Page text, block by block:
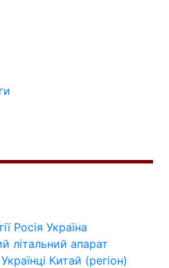
Росія Україна
літальний апарат
Українці Китай (регіон)